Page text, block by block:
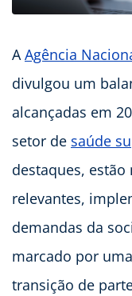
AAgência
divulgou um
alcançadas em
setor de saúde
destaques,
relevantes,
demandas da
marcado por
transição de